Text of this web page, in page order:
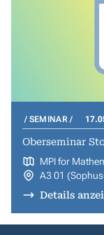
SEMINAR
Oberseminar
MPI for
A3 01
Details